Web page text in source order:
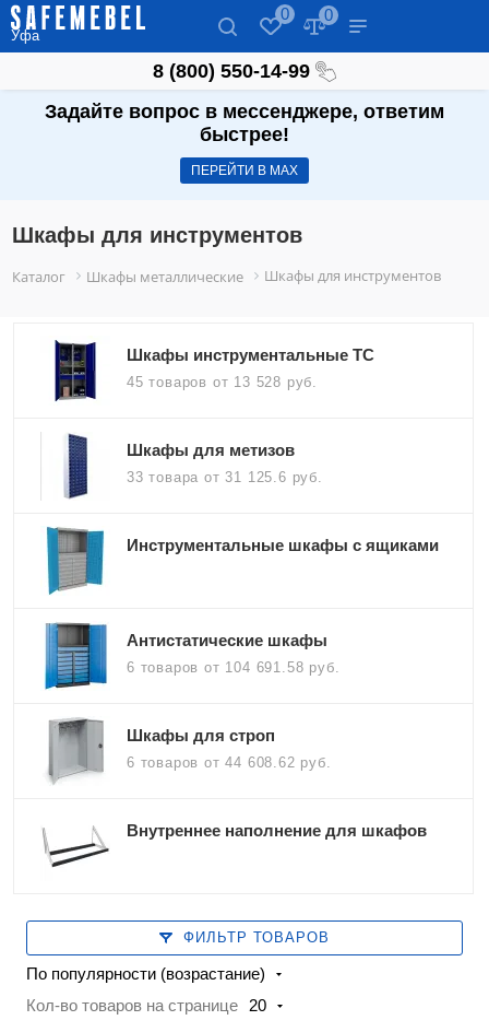
Уфа
0 0
8 (800) 550-14-99
Задайте вопрос в мессенджере, ответим
быстрее!
ПЕРЕЙТИ В МАХ
Шкафы для инструментов
Каталог Шкафы металлические Шкафы для инструментов
Шкафы инструментальные TC
45 товаров от 13 528 руб.
Шкафы для метизов
33 товара от 31 125.6 руб.
Инструментальные шкафы с ящиками
Антистатические шкафы
6 товаров от 104 691.58 руб.
Шкафы для строп
6 товаров от 44 608.62 руб.
Внутреннее наполнение для шкафов
ФИЛЬТР ТОВАРОВ
По популярности (возрастание)
Кол-во товаров на странице
20